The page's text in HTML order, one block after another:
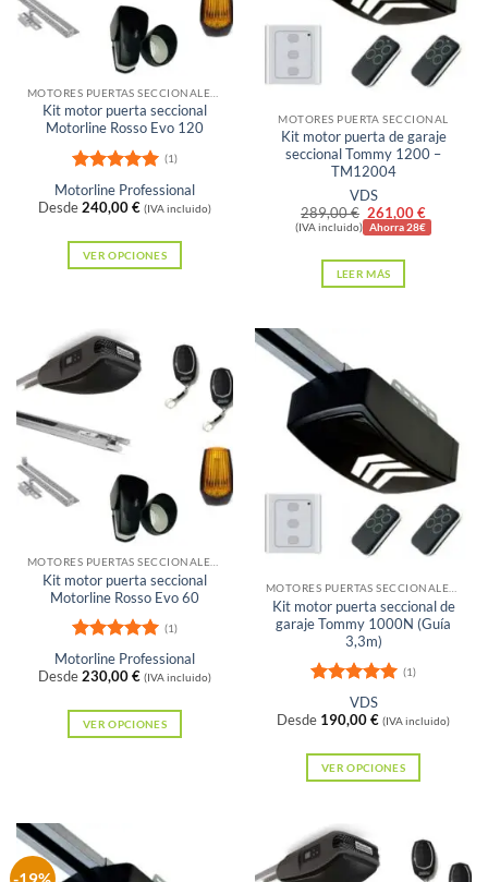
en
la
página
de
producto
Kit motor puerta seccional
Motorline Rosso Evo 120
Valorado
con5de 5
(1)
Motorline Professional
Desde240,00€ (IVA incluido)
VER OPCIONES
múltiples
variantes.
opciones
pueden
elegir
en
la
página
de
Sin existencias
MOTORES PUERTA SECCIONAL
Kit motor puerta de garaje
seccional Tommy 1200 –
TM12004
VDS
289,00€ El
precio
era:
289,00 €.
261,00€El
precio
(IVA incluido) Ahorra 28€
LEER MÁS
MOTORES PUERTAS SECCIONALES Y BASCULANTES DE MUELLES
Kit motor puerta seccional
Motorline Rosso Evo 60
Valorado
con5de 5
(1)
Motorline Professional
Desde230,00€ (IVA incluido)
VER OPCIONES
Sin existencias
MOTORES PUERTAS SECCIONALES Y BASCULANTES DE MUELLES
Kit motor puerta seccional de
garaje Tommy 1000N (Guía
3,3m)
Valorado
con5de 5
(1)
VDS
Desde 190,00€ (IVA incluido)
VER OPCIONES
tiene
múltiples